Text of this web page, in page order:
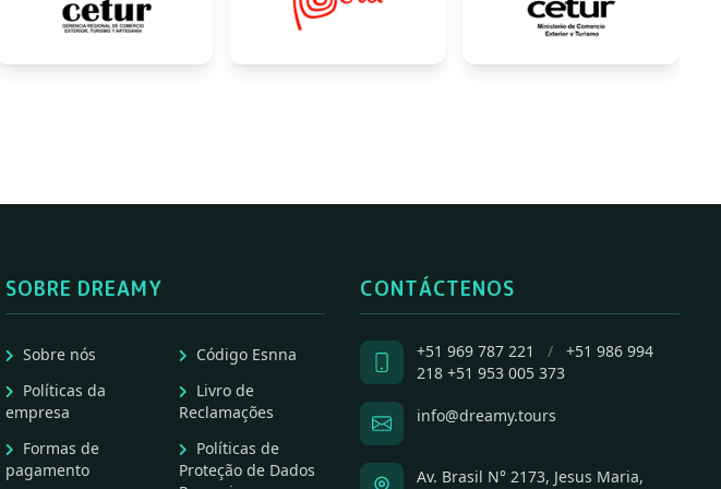
SOBRE DREAMY
Sobre nós
Políticas da
empresa
Formas de
pagamento
Código Esnna
Livro de
Reclamações
Políticas de
Proteção de Dados
CONTÁCTENOS
+51 969 787 221 /
+51 986 994
218 +51 953 005 373
info@dreamy.tours
Av. Brasil N° 2173, Jesus Maria,